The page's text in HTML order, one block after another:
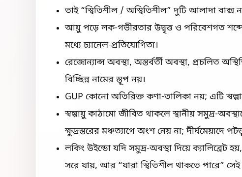
তাই “স্থিতিশীল / অস্থিতিশীল” দুটি আলাদা বাক্স
আয়ু পড়ে লক-গভীরতার উদ্বৃত্ত ও পরিবেশগত
মধ্যে চ্যানেল-প্রতিযোগিতা।
রেজোন্যান্স অবস্থা, অন্তর্বর্তী অবস্থা, প্রচলিত
বিচ্ছিন্ন নামের স্তূপ নয়।
GUP কোনো অতিরিক্ত কণা-তালিকা নয়; এটি
স্বল্পায়ু কাঠামো জীবিত থাকলে স্থানীয় সমুদ্র-
ক্ষুদ্রস্তরের মঞ্চত্যাগে অংশ নেয় না; দীর্ঘমেয়াদে
লকিং উইন্ডো যদি সমুদ্র-অবস্থা দিয়ে ক্যালিব্রেট
সরে যায়, আর “যারা স্থিতিশীল থাকতে পারে”